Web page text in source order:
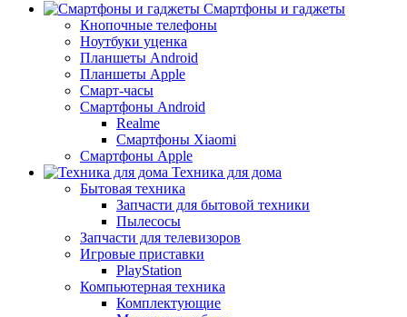
Смартфоны и гаджеты
Кнопочные телефоны
Ноутбуки уценка
Планшеты Android
Планшеты Apple
Смарт-часы
Смартфоны Android
Realme
Смартфоны Xiaomi
Смартфоны Apple
Техника для дома
Бытовая техника
Запчасти для бытовой техники
Пылесосы
Запчасти для телевизоров
Игровые приставки
PlayStation
Компьютерная техника
Комплектующие